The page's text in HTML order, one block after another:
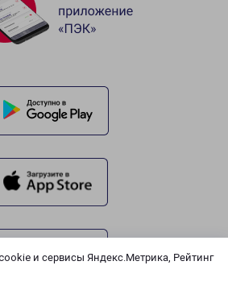
и сервисы Яндекс.Метрика, Рейтинг